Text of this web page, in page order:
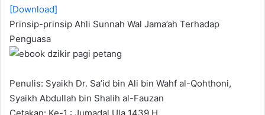
[Download]
Prinsip-prinsip Ahli Sunnah Wal Jama’ah Terhadap
Penguasa
Penulis: Syaikh Dr. Sa’id bin Ali bin Wahf al-Qohthoni,
Syaikh Abdullah bin Shalih al-Fauzan